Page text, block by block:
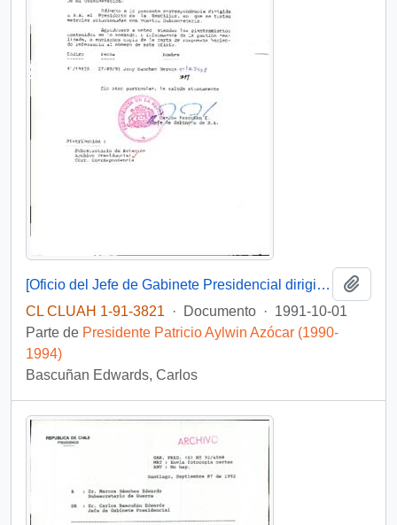
[Oficio del Jefe de Gabinete Presidencial dirigida al Subsecretario de Aviación]
CL CLUAH 1-91-3821
· Documento · 1991-10-01
Parte de Presidente Patricio Aylwin Azócar (1990-
1994)
Bascuñan Edwards, Carlos